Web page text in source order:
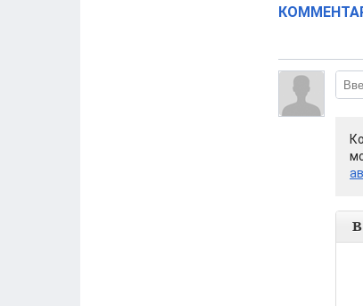
